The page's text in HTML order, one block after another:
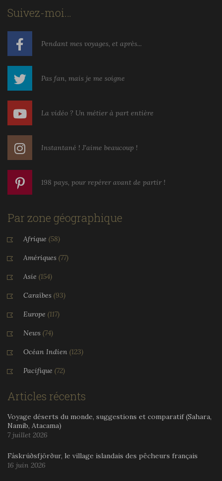
Suivez-moi…
Pendant mes voyages, et après...
Pas fan, mais je me soigne
La vidéo ? Un métier à part entière
Instantané ! J'aime beaucoup !
198 pays, pour repérer avant de partir !
Par zone géographique
Afrique (58)
Amériques (77)
Asie (154)
Caraïbes (93)
Europe (117)
News (74)
Océan Indien (123)
Pacifique (72)
Articles récents
Voyage déserts du monde, suggestions et comparatif (Sahara,
Namib, Atacama)
7 juillet 2026
Fáskrúðsfjörður, le village islandais des pêcheurs français
16 juin 2026